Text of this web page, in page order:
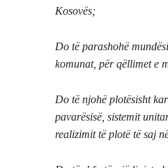
Kosovës;
Do të parashohë
komunat, për qëllimet e
Do të njohë plotësisht
pavarësisë, sistemit
realizimit të plotë të saj